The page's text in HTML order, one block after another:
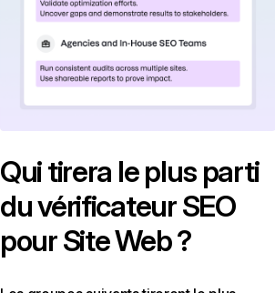
Qui tirera le plus parti
du vérificateur SEO
pour Site Web ?